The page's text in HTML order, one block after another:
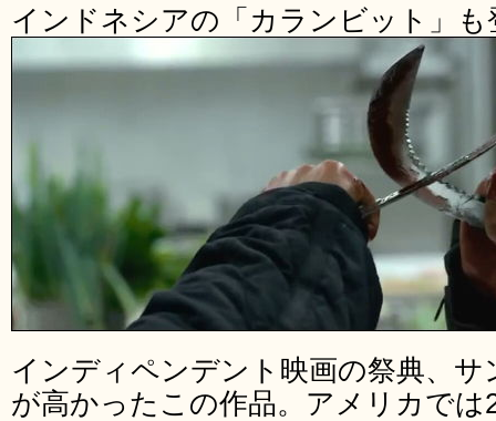
インドネシアの「カランビット」も
インディペンデント映画の祭典、
が高かったこの作品。アメリカでは